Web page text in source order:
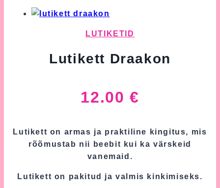
LUTIKETID
Lutikett Draakon
12.00 €
Lutikett on armas ja praktiline kingitus, mis
rõõmustab nii beebit kui ka värskeid
vanemaid.
Lutikett on pakitud ja valmis kinkimiseks.